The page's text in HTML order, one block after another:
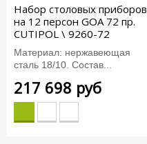
Набор столовых приборов
на 12 персон GOA 72 пр.
CUTIPOL \ 9260-72
Материал: нержавеющая
сталь 18/10. Состав...
217 698 руб